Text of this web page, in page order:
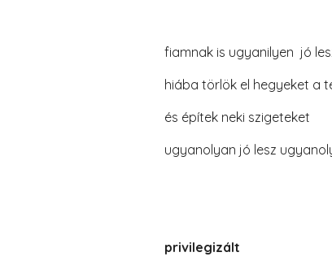
fiamnak is ugyanilyen jó
hiába törlök el hegyeket a
és építek neki szigeteket
ugyanolyan jó lesz
privilegizált